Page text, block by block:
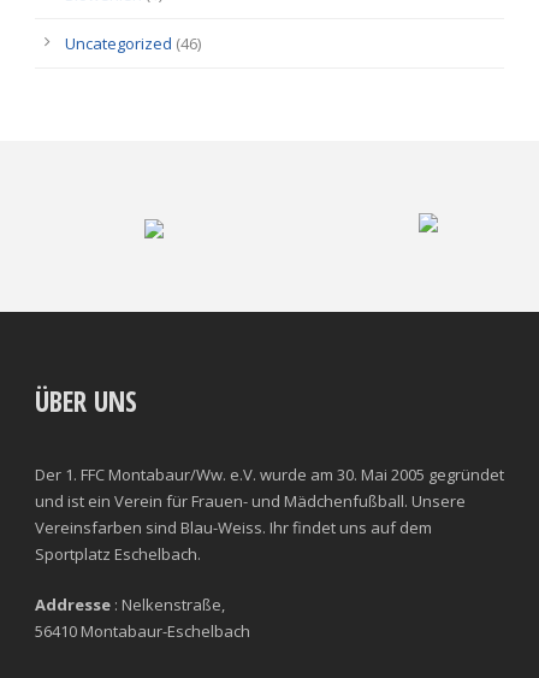
Uncategorized (46)
ÜBER UNS
Der 1. FFC Montabaur/Ww. e.V. wurde am 30. Mai 2005 gegründet
und ist ein Verein für Frauen- und Mädchenfußball. Unsere
Vereinsfarben sind Blau-Weiss. Ihr findet uns auf dem
Sportplatz Eschelbach.
Addresse : Nelkenstraße,
56410 Montabaur-Eschelbach